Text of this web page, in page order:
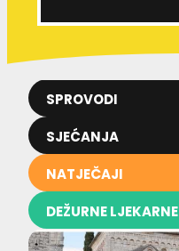
SPROVODI
SJEĆANJA
NATJEČAJI
DEŽURNE LJEKARNE